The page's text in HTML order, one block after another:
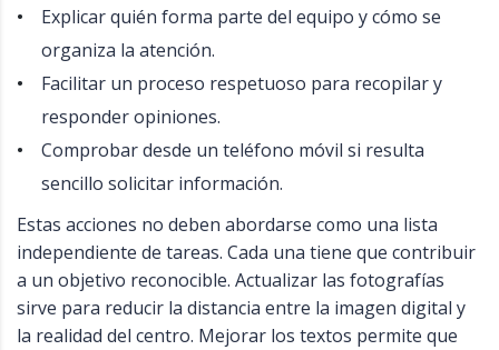
Explicar quién forma parte del equipo y cómo se
organiza la atención.
Facilitar un proceso respetuoso para recopilar y
responder opiniones.
Comprobar desde un teléfono móvil si resulta
sencillo solicitar información.
Estas acciones no deben abordarse como una lista
independiente de tareas. Cada una tiene que contribuir
a un objetivo reconocible. Actualizar las fotografías
sirve para reducir la distancia entre la imagen digital y
la realidad del centro. Mejorar los textos permite que